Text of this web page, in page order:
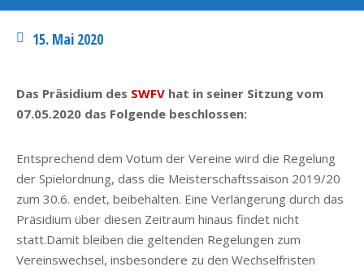
15. Mai 2020
Das Präsidium des SWFV hat in seiner Sitzung vom
07.05.2020 das Folgende beschlossen:
Entsprechend dem Votum der Vereine wird die Regelung
der Spielordnung, dass die Meisterschaftssaison 2019/20
zum 30.6. endet, beibehalten. Eine Verlängerung durch das
Präsidium über diesen Zeitraum hinaus findet nicht
statt.Damit bleiben die geltenden Regelungen zum
Vereinswechsel, insbesondere zu den Wechselfristen